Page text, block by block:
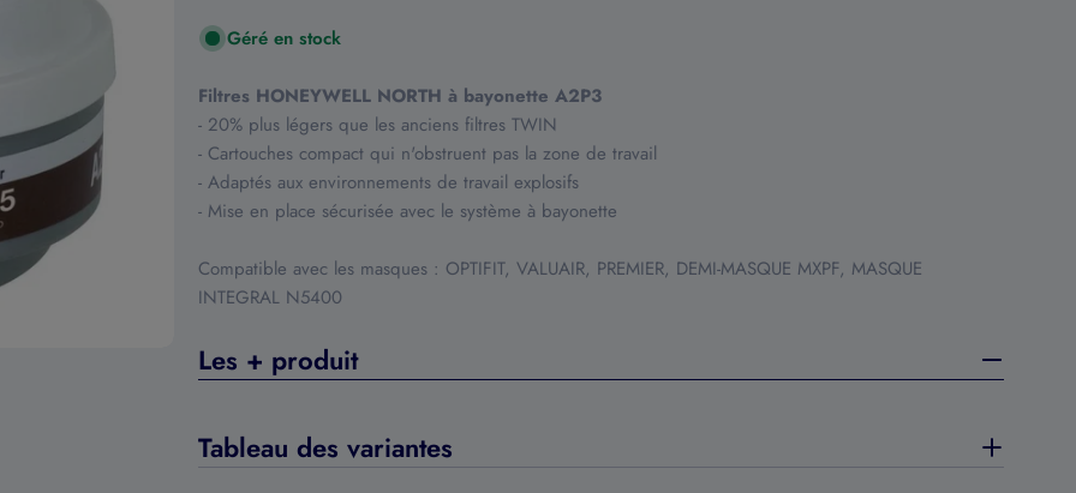
Géré en stock
Filtres HONEYWELL NORTH à bayonette A2P3
- 20% plus légers que les anciens filtres TWIN
- Cartouches compact qui n'obstruent pas la zone de travail
- Adaptés aux environnements de travail explosifs
- Mise en place sécurisée avec le système à bayonette
Compatible avec les masques : OPTIFIT, VALUAIR, PREMIER, DEMI-MASQUE MXPF, MASQUE
INTEGRAL N5400
Les + produit
Tableau des variantes